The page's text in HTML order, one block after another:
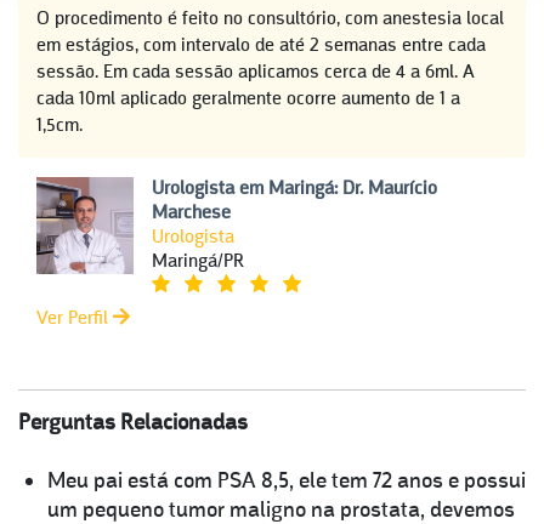
O procedimento é feito no consultório, com anestesia local,
em estágios, com intervalo de até 2 semanas entre cada
sessão. Em cada sessão aplicamos cerca de 4 a 6ml. A
cada 10ml aplicado geralmente ocorre aumento de 1 a
1,5cm.
Urologista em Maringá: Dr. Maurício
Marchese
Urologista
Maringá/PR
Ver Perfil
Perguntas Relacionadas
Meu pai está com PSA 8,5, ele tem 72 anos e possui
um pequeno tumor maligno na prostata, devemos